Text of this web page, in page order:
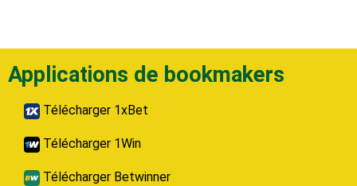
Applications de bookmakers
Télécharger 1xBet
Télécharger 1Win
Télécharger Betwinner